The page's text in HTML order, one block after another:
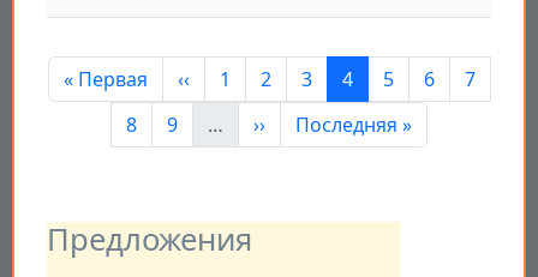
Предложения
Нумерация страниц
Первая страница
« Первая Предыдущая страница
‹‹ Страница
1 Страница
2 Страница
3 Страница
4 Страница
5 Страница
6
7
Страница
8 Страница
9 … Следующая страница
›› Последняя страница
Последняя »